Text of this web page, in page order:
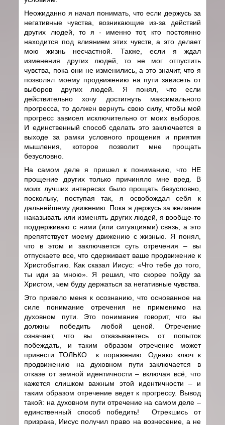
Неожиданно я начал понимать, что если держусь за
негативные чувства, возникающие из-за действий
других людей, то я - именно тот, кто постоянно
находится под влиянием этих чувств, а это делает
мою жизнь несчастной. Также, если я ждал
изменения других людей, то не мог отпустить
чувства, пока они не изменились, а это значит, что я
позволял моему продвижению на пути зависеть от
выборов других людей. Я понял, что если
действительно хочу достигнуть максимального
прогресса, то должен вернуть свою силу, чтобы мой
прогресс зависел исключительно от моих выборов.
И единственный способ сделать это заключается в
выходе за рамки условного прощения и приятия
мышления, которое позволит мне прощать
безусловно.
На самом деле я пришел к пониманию, что НЕ
прощение других только причиняло мне вред. В
моих лучших интересах было прощать безусловно,
поскольку, поступая так, я освобождал себя к
дальнейшему движению. Пока я держусь за желание
наказывать или изменять других людей, я вообще-то
поддерживаю с ними (или ситуациями) связь, а это
препятствует моему движению с жизнью. Я понял,
что в этом и заключается суть отречения – вы
отпускаете все, что сдерживает ваше продвижение к
Христобытию. Как сказал Иисус: «Что тебе до того,
ты иди за мною». Я решил, что скорее пойду за
Христом, чем буду держаться за негативные чувства.
Это привело меня к осознанию, что основанное на
силе понимание отречения не применимо на
духовном пути. Это понимание говорит, что вы
должны победить любой ценой. Отречение
означает, что вы отказываетесь от попыток
побеждать, и таким образом отречение может
привести ТОЛЬКО к поражению. Однако ключ к
продвижению на духовном пути заключается в
отказе от земной идентичности – включая всё, что
кажется слишком важным этой идентичности – и
таким образом отречение ведет к прогрессу. Вывод
такой: на духовном пути отречение на самом деле –
единственный способ победить! Отрекшись от
призрака, Иисус получил право на вознесение, а не